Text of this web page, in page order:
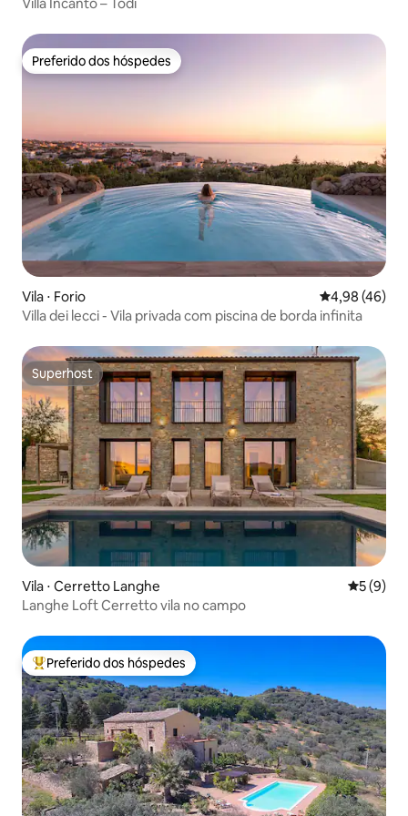
Preferido dos hóspedes
Preferido dos hóspedes
Vila ⋅ Forio 4,98 de uma
4,98 (46)
Villa dei lecci - Vila privada com piscina de borda infinita
Superhost
Superhost
Vila ⋅ Cerretto Langhe 5 de
5 (9)
Langhe Loft Cerretto vila no campo
Entre os melhores preferidos dos hóspedes
Preferido dos hóspedes